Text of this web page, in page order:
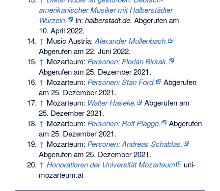
amerikanischer Musiker mit Halberstädter
Wurzeln.
In:halberstadt.de. Abgerufen am
10. April 2022.
↑ Music Austria:Alexander Mullenbach.
Abgerufen am 22. Juni 2022.
↑ Mozarteum: Personen: Florian Birsak.
Abgerufen am 25. Dezember 2021.
↑ Mozarteum: Personen: Stan Ford.
Abgerufen
am 25. Dezember 2021.
↑ Mozarteum: Walter Haseke.
Abgerufen am
25. Dezember 2021.
↑ Mozarteum: Personen: Rolf Plagge.
Abgerufen
am 25. Dezember 2021.
↑ Mozarteum: Personen: Andreas Schablas.
Abgerufen am 25. Dezember 2021.
↑ Honoratioren der Universität Mozarteum
uni-
mozarteum.at